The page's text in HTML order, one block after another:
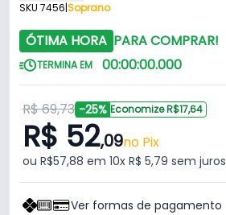
SKU 7456|Soprano
ÓTIMA HORA PARA COMPRAR!
TERMINA EM 00:00:00.000
R$ 69,73 -25% Economize R$17,64
R$ 52,09no Pix
ou R$57,88 em 10x R$ 5,79 sem juros
Ver formas de pagamento